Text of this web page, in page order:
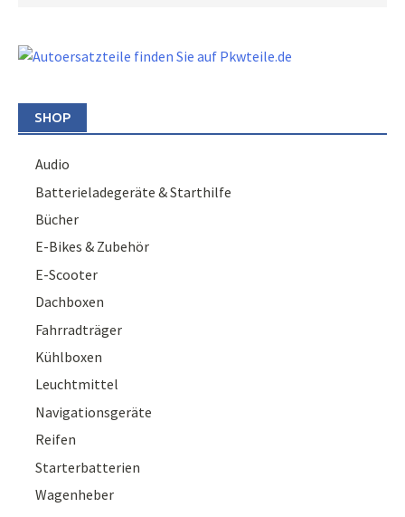
SHOP
Audio
Batterieladegeräte & Starthilfe
Bücher
E-Bikes & Zubehör
E-Scooter
Dachboxen
Fahrradträger
Kühlboxen
Leuchtmittel
Navigationsgeräte
Reifen
Starterbatterien
Wagenheber